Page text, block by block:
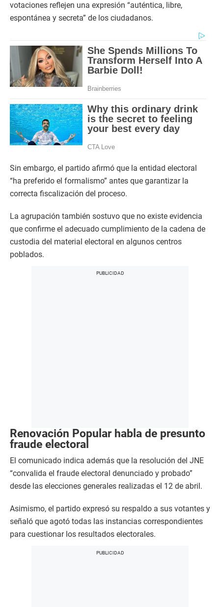
votaciones reflejen una expresión “auténtica, libre,
espontánea y secreta” de los ciudadanos.
Sin embargo, el partido afirmó que la entidad electoral
“ha preferido el formalismo” antes que garantizar la
correcta fiscalización del proceso.
La agrupación también sostuvo que no existe evidencia
que confirme el adecuado cumplimiento de la cadena de
custodia del material electoral en algunos centros
poblados.
Renovación Popular habla de presunto
fraude electoral
El comunicado indica además que la resolución del JNE
“convalida el fraude electoral denunciado y probado”
desde las elecciones generales realizadas el 12 de abril.
Asimismo, el partido expresó su respaldo a sus votantes y
señaló que agotó todas las instancias correspondientes
para cuestionar los resultados electorales.